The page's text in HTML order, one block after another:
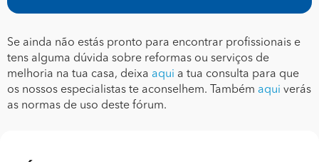
Se ainda não estás pronto para encontrar profissionais e
tens alguma dúvida sobre reformas ou serviços de
melhoria na tua casa, deixa aqui a tua consulta para que
os nossos especialistas te aconselhem. Também aqui verás
as normas de uso deste fórum.